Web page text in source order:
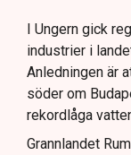
I Ungern gick
industrier i
Anledningen är
söder om
rekordlåga
Grannlandet